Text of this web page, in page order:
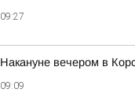
09:27
Накануне вечером в
09:09